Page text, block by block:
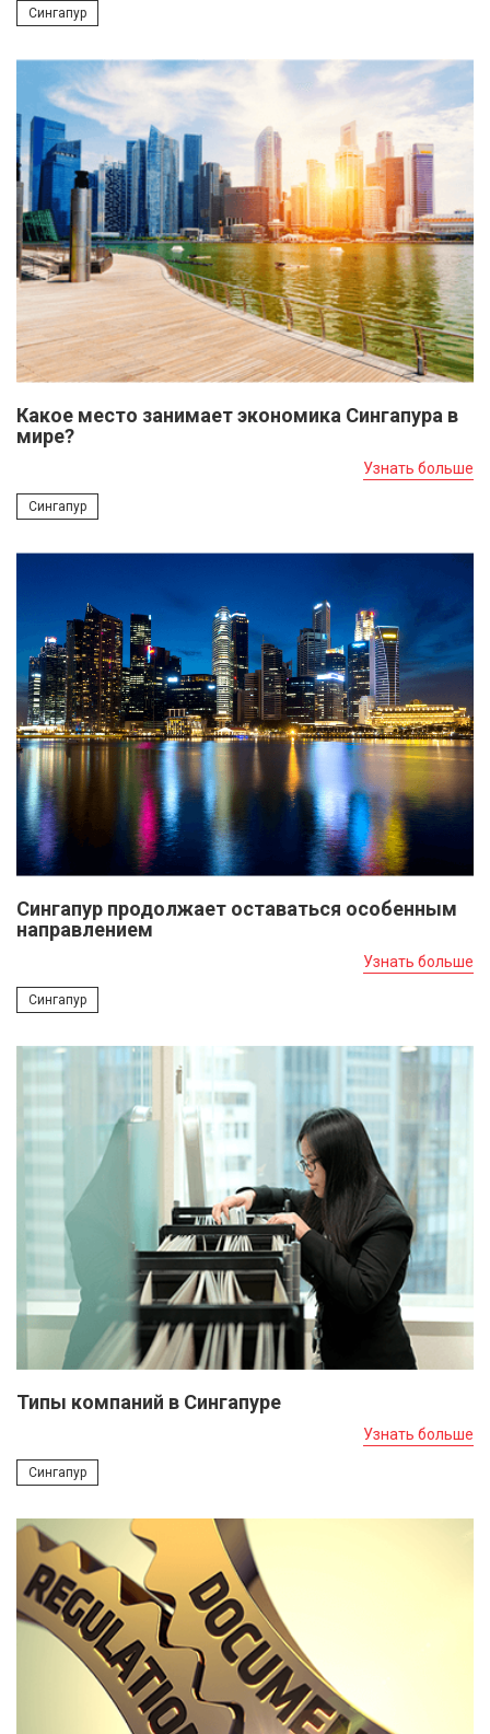
Сингапур
Какое место занимает экономика Сингапура в
мире?
Узнать больше
Сингапур
Сингапур продолжает оставаться особенным
направлением
Узнать больше
Сингапур
Типы компаний в Сингапуре
Узнать больше
Сингапур